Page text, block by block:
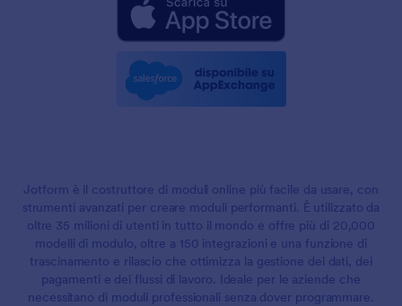
Jotform è il costruttore di moduli online più facile da usare, con
strumenti avanzati per creare moduli performanti. È utilizzato da
oltre 35 milioni di utenti in tutto il mondo e offre più di 20,000
modelli di modulo, oltre a 150 integrazioni e una funzione di
trascinamento e rilascio che ottimizza la gestione dei dati, dei
pagamenti e dei flussi di lavoro. Ideale per le aziende che
necessitano di moduli professionali senza dover programmare.